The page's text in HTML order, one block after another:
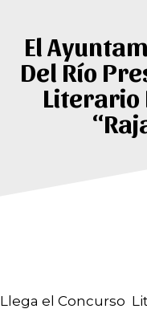
El
Del Río
Literario
Llega el Concurso